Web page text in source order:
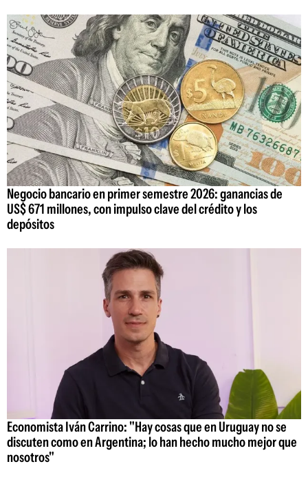
Negocio bancario en primer semestre 2026: ganancias de
US$ 671 millones, con impulso clave del crédito y los
depósitos
Economista Iván Carrino: "Hay cosas que en Uruguay no se
discuten como en Argentina; lo han hecho mucho mejor que
nosotros"